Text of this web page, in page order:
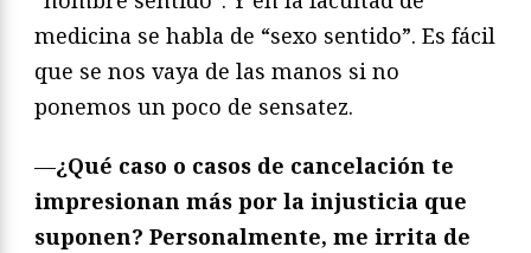
medicina se habla de “sexo sentido”. Es fácil
que se nos vaya de las manos si no
ponemos un poco de sensatez.
—¿Qué caso o casos de cancelación te
impresionan más por la injusticia que
suponen? Personalmente, me irrita de